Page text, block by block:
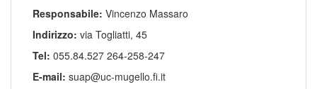
Responsabile: Vincenzo Massaro
Indirizzo: via Togliatti, 45
Tel: 055.84.527 264-258-247
E-mail: suap@uc-mugello.fi.it